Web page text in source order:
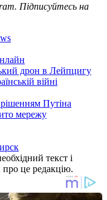
Підписуйтесь на
дрон в Лейпцигу
війні
Путіна
мережу
текст і
це редакцію.